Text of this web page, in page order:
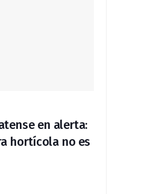
en alerta:
hortícola no es